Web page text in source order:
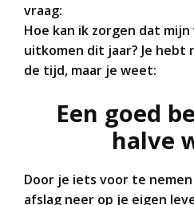
vraag:
Hoe kan ik zorgen dat
uitkomen dit jaar? Je hebt
de tijd, maar je weet:
Een goed
halve
Door je iets voor te
afslag neer op je eigen